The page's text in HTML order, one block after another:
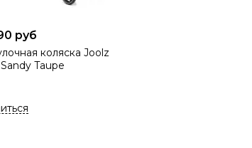
руб
коляска Joolz
Taupe